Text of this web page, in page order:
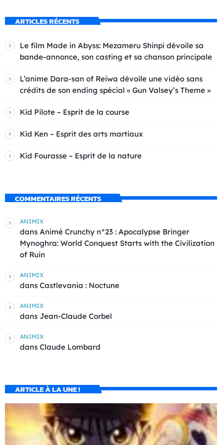
ARTICLES RÉCENTS
Le film Made in Abyss: Mezameru Shinpi dévoile sa
bande-annonce, son casting et sa chanson principale
L’anime Dara-san of Reiwa dévoile une vidéo sans
crédits de son ending spécial « Gun Valsey’s Theme »
Kid Pilote – Esprit de la course
Kid Ken – Esprit des arts martiaux
Kid Fourasse – Esprit de la nature
COMMENTAIRES RÉCENTS
ANIMIX
dans Animé Crunchy n°23 : Apocalypse Bringer
Mynoghra: World Conquest Starts with the Civilization
of Ruin
ANIMIX
dans Castlevania : Noctune
ANIMIX
dans Jean-Claude Corbel
ANIMIX
dans Claude Lombard
ARTICLE À LA UNE !